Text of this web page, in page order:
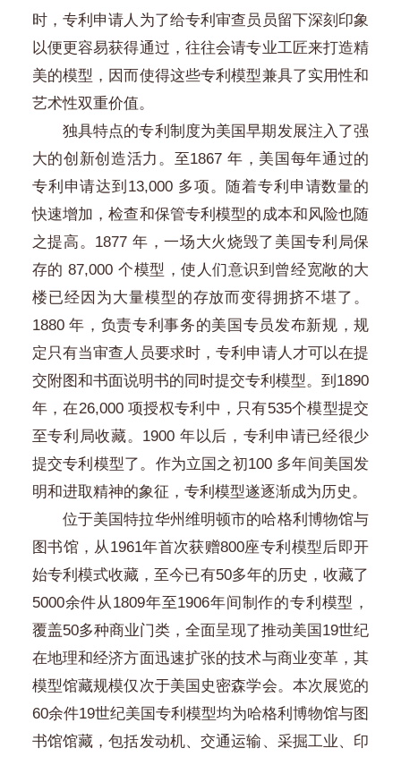
时，专利申请人为了给专利审查员员留下深刻印象
以便更容易获得通过，往往会请专业工匠来打造精
美的模型，因而使得这些专利模型兼具了实用性和
艺术性双重价值。
独具特点的专利制度为美国早期发展注入了强
大的创新创造活力。至1867 年，美国每年通过的
专利申请达到13,000 多项。随着专利申请数量的
快速增加，检查和保管专利模型的成本和风险也随
之提高。1877 年，一场大火烧毁了美国专利局保
存的 87,000 个模型，使人们意识到曾经宽敞的大
楼已经因为大量模型的存放而变得拥挤不堪了。
1880 年，负责专利事务的美国专员发布新规，规
定只有当审查人员要求时，专利申请人才可以在提
交附图和书面说明书的同时提交专利模型。到1890
年，在26,000 项授权专利中，只有535个模型提交
至专利局收藏。1900 年以后，专利申请已经很少
提交专利模型了。作为立国之初100 多年间美国发
明和进取精神的象征，专利模型遂逐渐成为历史。
位于美国特拉华州维明顿市的哈格利博物馆与
图书馆，从1961年首次获赠800座专利模型后即开
始专利模式收藏，至今已有50多年的历史，收藏了
5000余件从1809年至1906年间制作的专利模型，
覆盖50多种商业门类，全面呈现了推动美国19世纪
在地理和经济方面迅速扩张的技术与商业变革，其
模型馆藏规模仅次于美国史密森学会。本次展览的
60余件19世纪美国专利模型均为哈格利博物馆与图
书馆馆藏，包括发动机、交通运输、采掘工业、印